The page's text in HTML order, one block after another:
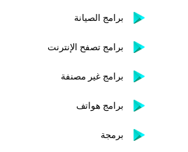
برامج الصيانة
برامج تصفح الإنترنت
برامج غير مصنفة
برامج هواتف
برمجة